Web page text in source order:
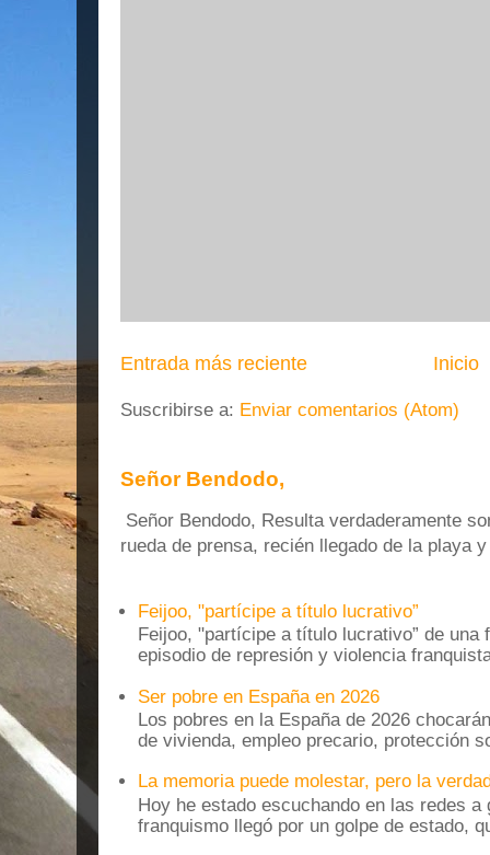
Entrada más reciente Inicio
Suscribirse a: Enviar comentarios (Atom)
Señor Bendodo,
Señor Bendodo, Resulta verdaderamente
rueda de prensa, recién llegado de la playa
Feijoo, "partícipe a título lucrativo”
Feijoo, "partícipe a título lucrativo” de una
episodio de represión y violencia
Ser pobre en España en 2026
Los pobres en la España de 2026
de vivienda, empleo precario, protección
La memoria puede molestar, pero la
Hoy he estado escuchando en las redes a
franquismo llegó por un golpe de estado,